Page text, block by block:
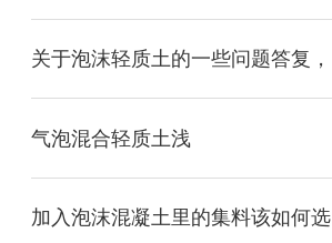
关于泡沫轻质土的一些问题答复，
气泡混合轻质土​浅
加入泡沫混凝土里的集料该如何选